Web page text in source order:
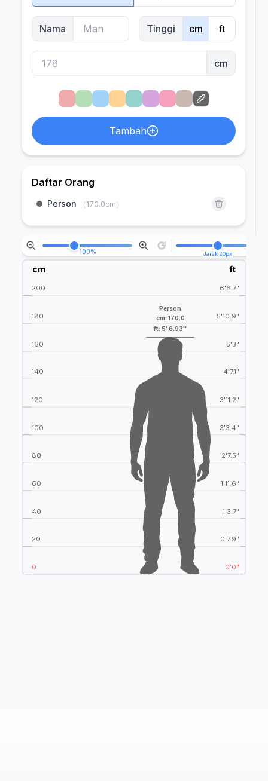
Nama Tinggi cm ft
cm
Tambah
Daftar Orang
Person （ 170.0cm）
100% Jarak 20px
cm ft
Person
cm: 170.0
ft: 5' 6.93''
0 0'0"
20 0'7.9"
40 1'3.7"
60 1'11.6"
80 2'7.5"
100 3'3.4"
120 3'11.2"
140 4'7.1"
160 5'3"
180 5'10.9"
200 6'6.7"